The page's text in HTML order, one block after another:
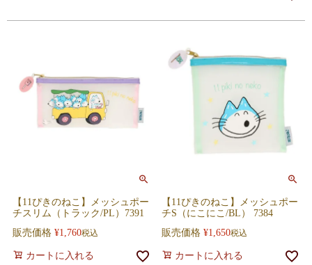
【11ぴきのねこ】メッシュポー
チスリム（トラック/PL）7391
販売価格 ¥1,760税込
カートに入れる
【11ぴきのねこ】メッシュポー
チS（にこにこ/BL） 7384
販売価格 ¥1,650税込
カートに入れる